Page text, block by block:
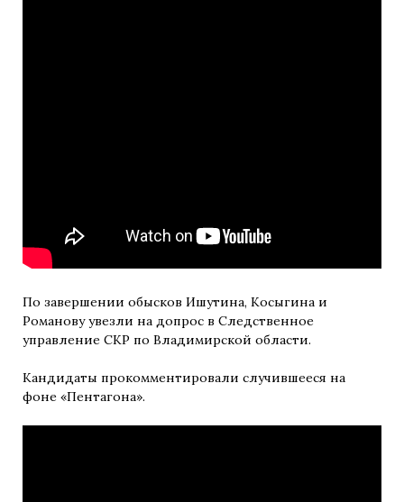
По завершении обысков Ишутина, Косыгина и
Романову увезли на допрос в Следственное
управление СКР по Владимирской области.
Кандидаты прокомментировали случившееся на
фоне «Пентагона».